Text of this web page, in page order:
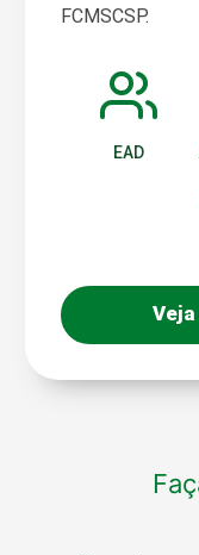
FCMSCSP.
EAD